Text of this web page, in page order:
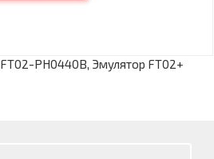
FT02-PH0440B, Эмулятор FT02+